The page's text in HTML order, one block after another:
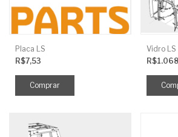
Placa LS
R$7,53
Vidro LS